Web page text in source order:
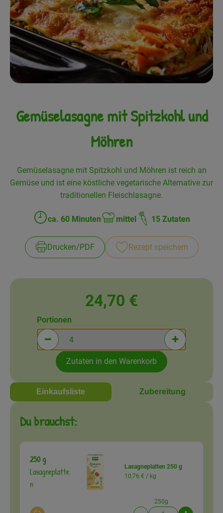
Frisches
Angebote
Haltbares
Getränke
Drogerie
Veranstaltungen
Amperhof-Blog
Entdecken
Gemüselasagne mit Spitzkohl und
Möhren
Gemüselasagne mit Spitzkohl und Möhren ist reich an
Gemüse und ist eine köstliche vegetarische Alternative zur
traditionellen Fleischlasagne.
Zubreitungszeit:
ca. 60 Minuten
Schwierigkeit:
mittel 15 Zutaten
Drucken​/​PDF Rezept speichern
24,70 €
Portionen verringern (aktuell 4 Portionen
Portionen
Portionen
Zutaten in den Warenkorb
Einkaufsliste Zubereitung
Du brauchst:
250 g
Lasagneplatte
n
Lasagneplatten 250 g
10,76 € / kg
250g